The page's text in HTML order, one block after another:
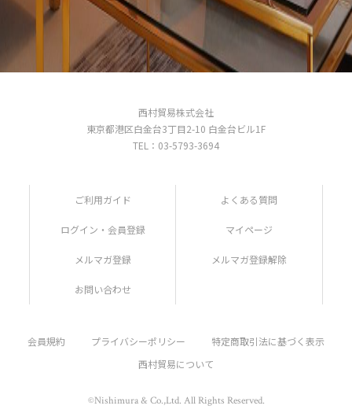
西村貿易株式会社
東京都港区白金台3丁目2-10 白金台ビル1F
TEL：03-5793-3694
ご利用ガイド よくある質問
ログイン・会員登録 マイページ
メルマガ登録 メルマガ登録解除
お問い合わせ
会員規約 プライバシーポリシー
特定商取引法に基づく表示
西村貿易について
©Nishimura & Co.,Ltd. All Rights Reserved.